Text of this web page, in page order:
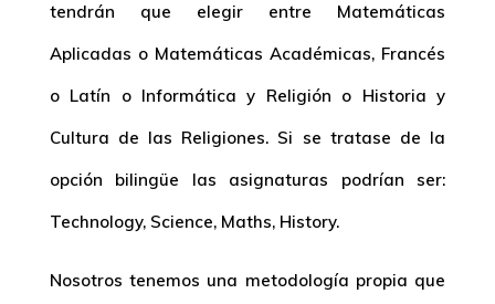
tendrán que elegir entre Matemáticas
Aplicadas o Matemáticas Académicas, Francés
o Latín o Informática y Religión o Historia y
Cultura de las Religiones. Si se tratase de la
opción bilingüe las asignaturas podrían ser:
Technology, Science, Maths, History.
Nosotros tenemos una metodología propia que